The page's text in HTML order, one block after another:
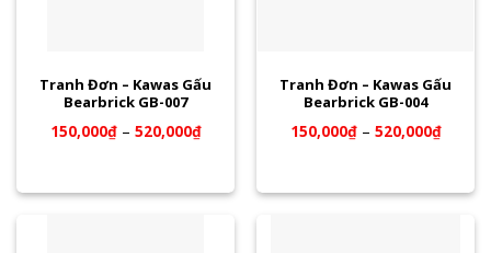
Tranh Đơn – Kawas Gấu
Bearbrick GB-007
150,000₫– 520,000₫
Tranh Đơn – Kawas Gấu
Bearbrick GB-004
150,000₫– 520,000₫